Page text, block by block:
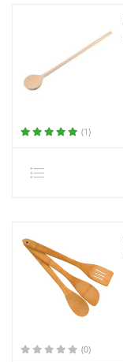
(1)
(0)